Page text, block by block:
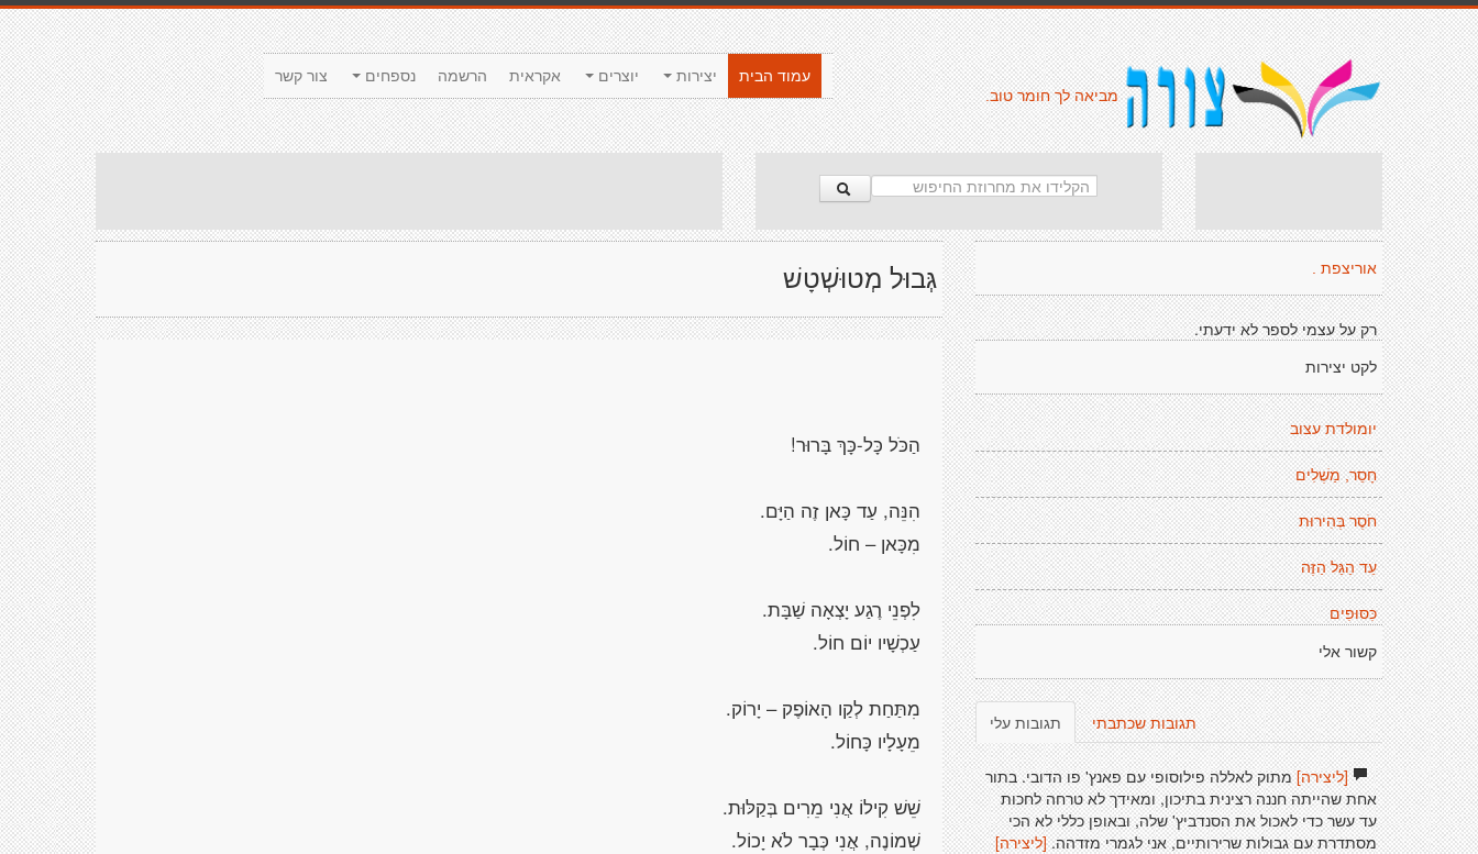
צור קשר נספחים הרשמה אקראית יוצרים יצירות
עמוד הבית
מביאה לך חומר טוב.
גְּבוּל מְטוּשְׁטָשׁ אוריצפת .
רק על עצמי לספר לא ידעתי.
לקט יצירות
יומולדת עצוב
חָסֵר, מַשְׁלִים
חֹסֶר בְּהִירוּת
עֵד הַגַּל הַזֶּה
כִּסּוּפִים
קשור אלי
תגובות עלי תגובות שכתבתי
[ליצירה]מתוק לאללה פילוסופי עם פאנץ' פו הדובי. בתור
אחת שהייתה חננה רצינית בתיכון, ומאידך לא טרחה לחכות
עד עשר כדי לאכול את הסנדביץ' שלה, ובאופן כללי לא הכי
מסתדרת עם גבולות שרירותיים, אני לגמרי מזדהה. [ליצירה]